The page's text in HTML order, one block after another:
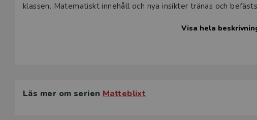
klassen. Matematiskt innehåll och nya insikter tränas och
Visa hela
Läs mer om serien Matteblixt